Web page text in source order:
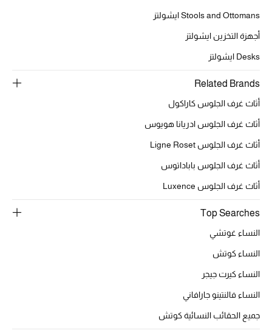
Stools and Ottomans ايشولتز
أجهزة التخزين ايشولتز
Desks ايشولتز
Related Brands
أثاث غرف الجلوس كاراكول
أثاث غرف الجلوس ادريانا هويوس
أثاث غرف الجلوس Ligne Roset
أثاث غرف الجلوس باباداتوس
أثاث غرف الجلوس Luxence
Top Searches
النساء غوتشي
النساء كوتش
النساء كيرت جيجر
النساء فالنتينو جارافاني
جميع الحقائب النسائية كوتش